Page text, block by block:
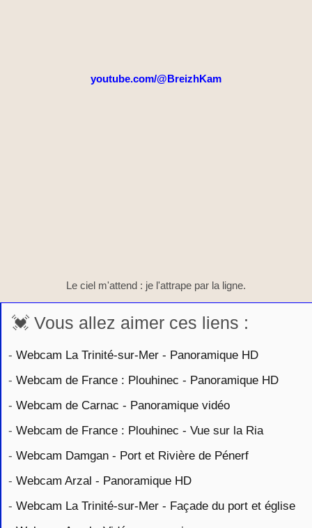
youtube.com/@BreizhKam
Le ciel m'attend : je l'attrape par la ligne.
💓 Vous allez aimer ces liens :
- Webcam La Trinité-sur-Mer - Panoramique HD
- Webcam de France : Plouhinec - Panoramique HD
- Webcam de Carnac - Panoramique vidéo
- Webcam de France : Plouhinec - Vue sur la Ria
- Webcam Damgan - Port et Rivière de Pénerf
- Webcam Arzal - Panoramique HD
- Webcam La Trinité-sur-Mer - Façade du port et église